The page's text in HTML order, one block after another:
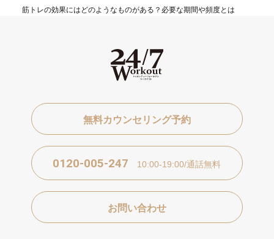
筋トレの効果にはどのようなものがある？必要な期間や頻度とは
無料カウンセリング予約
0120-005-247 10:00-19:00/通話無料
お問い合わせ